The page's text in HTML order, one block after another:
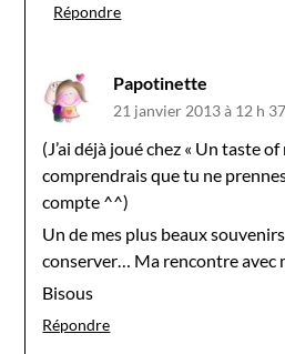
Répondre
Papotinette
21 janvier 2013 à 12 h
(J’ai déjà joué chez « Un taste of
comprendrais que tu ne
compte ^^)
Un de mes plus beaux
conserver… Ma rencontre avec
Bisous
Répondre